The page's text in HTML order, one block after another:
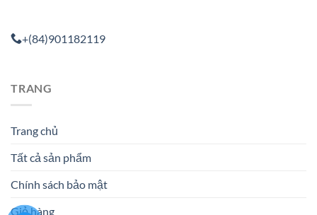
+(84)901182119
TRANG
Trang chủ
Tất cả sản phẩm
Chính sách bảo mật
Giỏ hàng